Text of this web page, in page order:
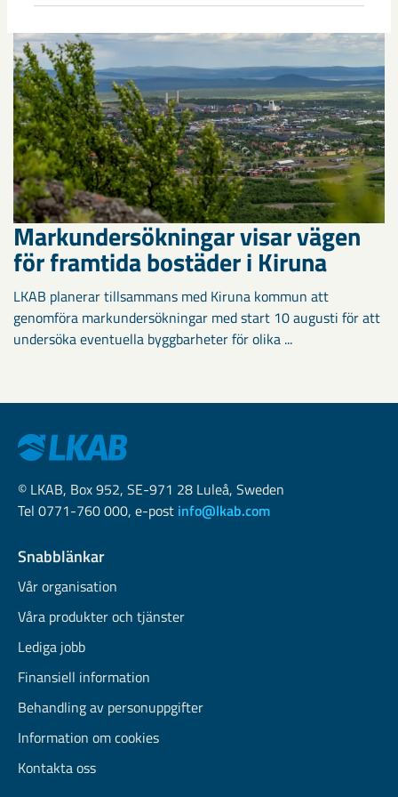
Markundersökningar visar vägen
för framtida bostäder i Kiruna
LKAB planerar tillsammans med Kiruna kommun att
genomföra markundersökningar med start 10 augusti för att
undersöka eventuella byggbarheter för olika ...
© LKAB, Box 952, SE-971 28 Luleå, Sweden
Tel 0771-760 000, e-post info@lkab.com
Snabblänkar
Vår organisation
Våra produkter och tjänster
Lediga jobb
Finansiell information
Behandling av personuppgifter
Information om cookies
Kontakta oss